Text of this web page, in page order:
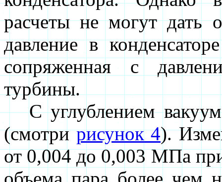
расчеты не могут дать
давление в
сопряженная с
турбины.
С углублением вакуума
(смотририсунок 4).
от 0,004 до 0,003 МПа